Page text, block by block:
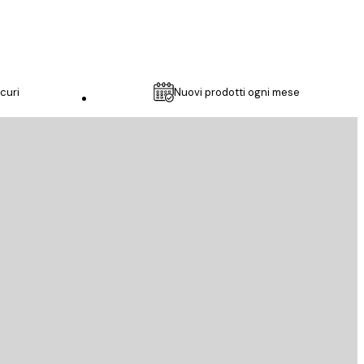
Nuovi prodotti ogni mese